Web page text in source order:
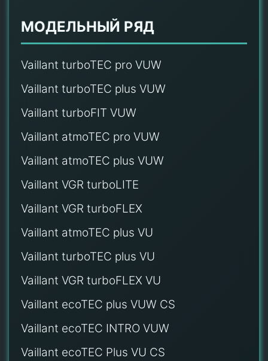
МОДЕЛЬНЫЙ РЯД
Vaillant turboTEC pro VUW
Vaillant turboTEC plus VUW
Vaillant turboFIT VUW
Vaillant atmoTEC pro VUW
Vaillant atmoTEC plus VUW
Vaillant VGR turboLITE
Vaillant VGR turboFLEX
Vaillant atmoTEC plus VU
Vaillant turboTEC plus VU
Vaillant VGR turboFLEX VU
Vaillant ecoTEC plus VUW CS
Vaillant ecoTEC INTRO VUW
Vaillant ecoTEC Plus VU CS